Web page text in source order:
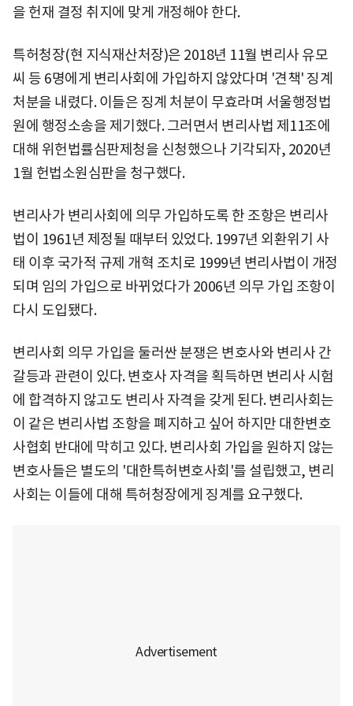
을 헌재 결정 취지에 맞게 개정해야 한다.
특허청장(현 지식재산처장)은 2018년 11월 변리사 유모
씨 등 6명에게 변리사회에 가입하지 않았다며 '견책' 징계
처분을 내렸다. 이들은 징계 처분이 무효라며 서울행정법
원에 행정소송을 제기했다. 그러면서 변리사법 제11조에
대해 위헌법률심판제청을 신청했으나 기각되자, 2020년
1월 헌법소원심판을 청구했다.
변리사가 변리사회에 의무 가입하도록 한 조항은 변리사
법이 1961년 제정될 때부터 있었다. 1997년 외환위기 사
태 이후 국가적 규제 개혁 조치로 1999년 변리사법이 개정
되며 임의 가입으로 바뀌었다가 2006년 의무 가입 조항이
다시 도입됐다.
변리사회 의무 가입을 둘러싼 분쟁은 변호사와 변리사 간
갈등과 관련이 있다. 변호사 자격을 획득하면 변리사 시험
에 합격하지 않고도 변리사 자격을 갖게 된다. 변리사회는
이 같은 변리사법 조항을 폐지하고 싶어 하지만 대한변호
사협회 반대에 막히고 있다. 변리사회 가입을 원하지 않는
변호사들은 별도의 '대한특허변호사회'를 설립했고, 변리
사회는 이들에 대해 특허청장에게 징계를 요구했다.